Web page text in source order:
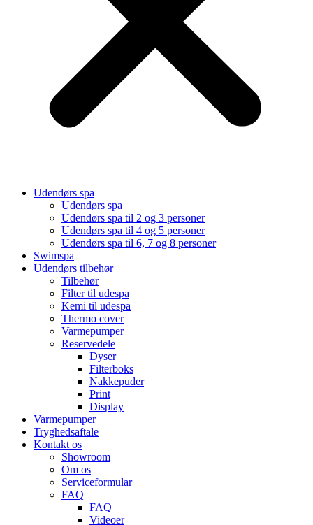
Udendørs spa
Udendørs spa
Udendørs spa til 2 og 3 personer
Udendørs spa til 4 og 5 personer
Udendørs spa til 6, 7 og 8 personer
Swimspa
Udendørs tilbehør
Tilbehør
Filter til udespa
Kemi til udespa
Thermo cover
Varmepumper
Reservedele
Dyser
Filterboks
Nakkepuder
Print
Display
Varmepumper
Tryghedsaftale
Kontakt os
Showroom
Om os
Serviceformular
FAQ
FAQ
Videoer